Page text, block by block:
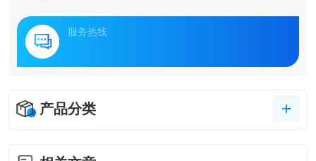
服务热线
产品分类